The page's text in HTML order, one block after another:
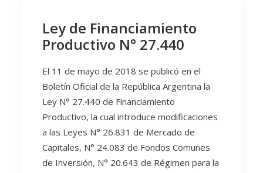
Ley de Financiamiento
Productivo N° 27.440
El 11 de mayo de 2018 se publicó en el
Boletín Oficial de la República Argentina la
Ley N° 27.440 de Financiamiento
Productivo, la cual introduce modificaciones
a las Leyes N° 26.831 de Mercado de
Capitales, N° 24.083 de Fondos Comunes
de Inversión, N° 20.643 de Régimen para la